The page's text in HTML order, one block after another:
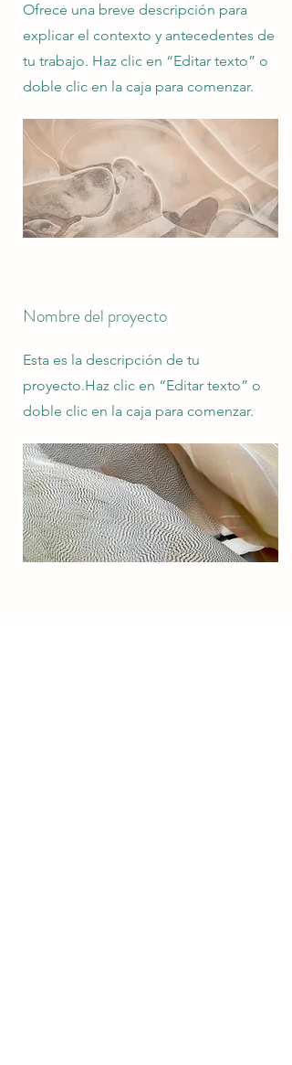
Ofrece una breve descripción para
explicar el contexto y antecedentes de
tu trabajo. Haz clic en “Editar texto” o
doble clic en la caja para comenzar.
Nombre del proyecto
Esta es la descripción de tu
proyecto.Haz clic en “Editar texto” o
doble clic en la caja para comenzar.